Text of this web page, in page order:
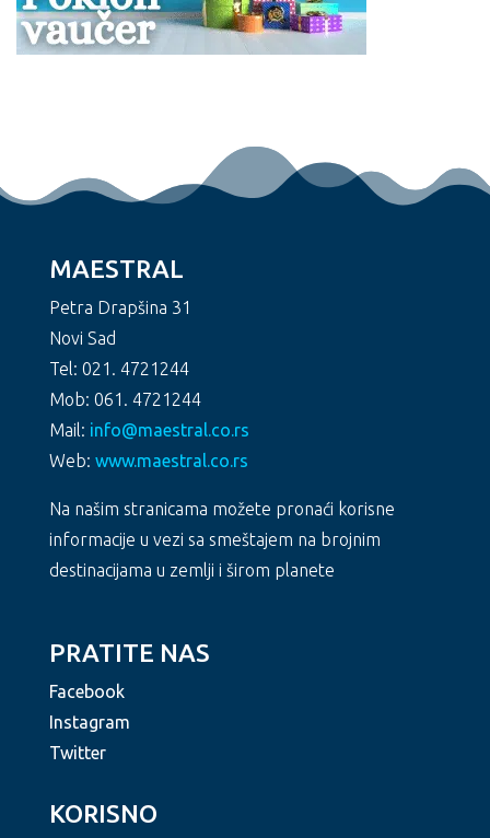
MAESTRAL
Petra Drapšina 31
Novi Sad
Tel: 021. 4721244
Mob: 061. 4721244
Mail: info@maestral.co.rs
Web: www.maestral.co.rs
Na našim stranicama možete pronaći korisne
informacije u vezi sa smeštajem na brojnim
destinacijama u zemlji i širom planete
PRATITE NAS
Facebook
Instagram
Twitter
KORISNO